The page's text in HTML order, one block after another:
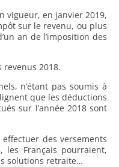
vigueur, en janvier 2019,
sur le revenu, ou plus
an de l’imposition des
revenus 2018.
n’étant pas soumis à
que les déductions
sur l’année 2018 sont
effectuer des versements
Français pourraient,
solutions retraite…